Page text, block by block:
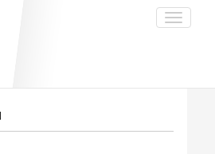
Toggle